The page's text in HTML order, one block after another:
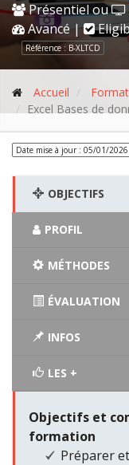
Présentiel ou
Avancé |
Référence : B-XLTCD
Accueil
Excel Bases de
Date mise à jour : 05/01/2026
OBJECTIFS
PROFIL
MÉTHODES
ÉVALUATION
INFOS
LES +
Objectifs et
formation
Préparer